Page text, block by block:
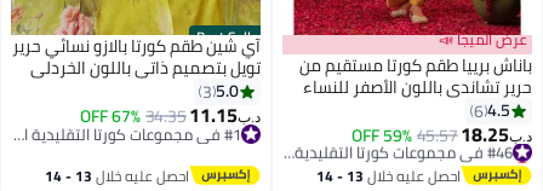
13
عرض الميجا 📣
باناش برييا طقم كورتا مستقيم من
حرير تشاندي باللون الأصفر للنساء
مع دوباتا من الشيفون – أزياء هندية
عرقية، طقم كيرتي للمناسبات
الاحتفالية، بنطلون مستقيم أنيق،
مناسب للحفلات والاستخدام اليومي
4.5
6
د.ب‏18.25
45.57
59% OFF أقل سعر في 30 يوم
احصل عليه خلال 13 - 14
Best Seller
آي شين طقم كورتا بالازو نسائي حرير
تويل بتصميم ذاتي باللون الخردلي
كامل الطول
5.0
3
د.ب‏11.15
34.35
67% OFF
#1 في مجموعات كورتا التقليدية النسائية
احصل عليه خلال 13 - 14